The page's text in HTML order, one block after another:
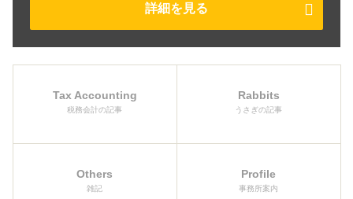
詳細を見る
Tax Accounting
税務会計の記事
Rabbits
うさぎの記事
Others
雑記
Profile
事務所案内